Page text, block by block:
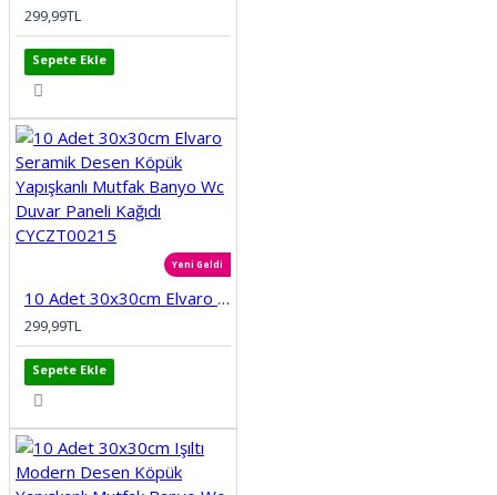
299,99TL
Sepete Ekle
Yeni Geldi
10 Adet 30x30cm Elvaro Seramik Desen Köpük Yapışkanlı Mutfak Banyo Wc Duvar Paneli Kağıdı CYCZT00215
299,99TL
Sepete Ekle